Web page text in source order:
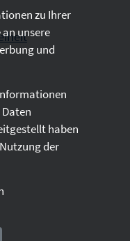
zu Ihrer
unsere
und
haben
der